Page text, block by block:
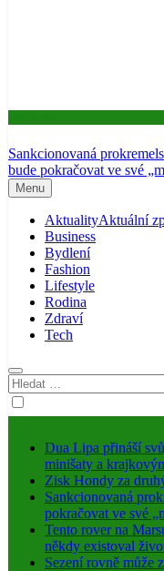
Sankcionovaná
bude pokračovat ve své
Menu
AktualityAktuální
Business
Bydlení
Fashion
Lifestyle
Rodina
Zdraví
Tech
Vyhledávání
Dua Lipa přináší
minišaty a
Zisk Hondy za
Sankcionovaná
pokračovat ve své
Tento rover na
někdy existoval
Sezení rovně může